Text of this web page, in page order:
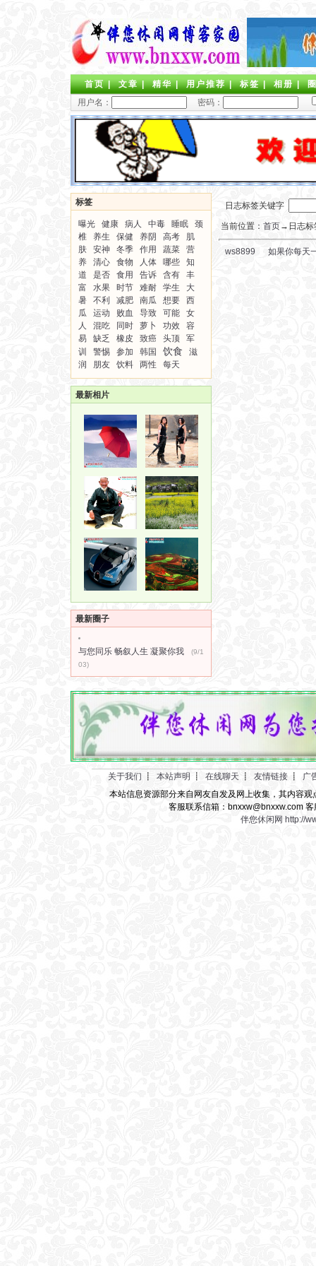
首页|文章|精华|用户推荐|标签|相册|
用户名：
密码：
标签
曝光 健康 病人 中毒 睡眠
颈
椎
养生 保健 养阴 高考
肌
肤
安神 冬季 作用 蔬菜
营
养
清心 食物 人体 哪些
知
道
是否 食用 告诉 含有
丰
富
水果 时节 难耐 学生
大
暑
不利 减肥 南瓜 想要
西
瓜
运动 败血 导致 可能
女
人
混吃 同时 萝卜 功效
容
易
缺乏 橡皮 致癌 头顶
军
训
警惕 参加 韩国 饮食
滋
润
朋友 饮料 两性 每天
最新相片
最新圈子
与您同乐 畅叙人生 凝聚你我
(9/1
03)
日志标签关键字
当前位置： 首页→日志标
ws8899 如果你每天
关于我们 ┋ 本站声明 ┋ 在线聊天 ┋ 友情链接 ┋
广
本站信息资源部分来自网友自发及网上收集，其内容
客服联系信箱：bnxxw@bnxxw.com
伴您休闲网 http://